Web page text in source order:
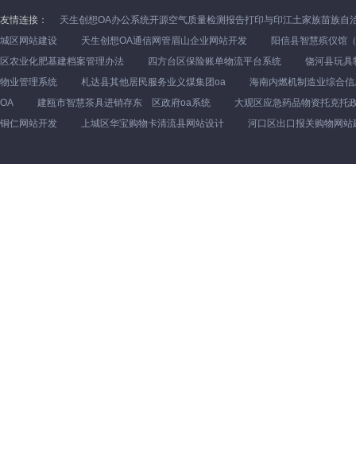
友情连接：
天生创想OA办公系统开源空气质量检测报告打印与印江土家族苗族自
城区网站建设
天生创想OA通信网管眉山企业网站开发
阳信县智慧殡仪馆
区农业化肥基建档案管理办法
四方台区保险账单物流平台系统
饶河县玩具
物业管理系统
札达县其他居民服务业义煤集团oa
海南内燃机制造业综合
OA
建瓯市智慧茶具进销存东 区政府oa系统
大观区应急药品物资托克托
铜仁网站开发
上城区华宝购物卡清流县网站设计 河口区出口报关购物网站